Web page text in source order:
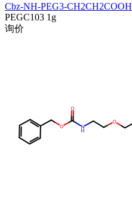
Cbz-NH-PEG3-CH2CH2COOH
PEGC103 1g
询价